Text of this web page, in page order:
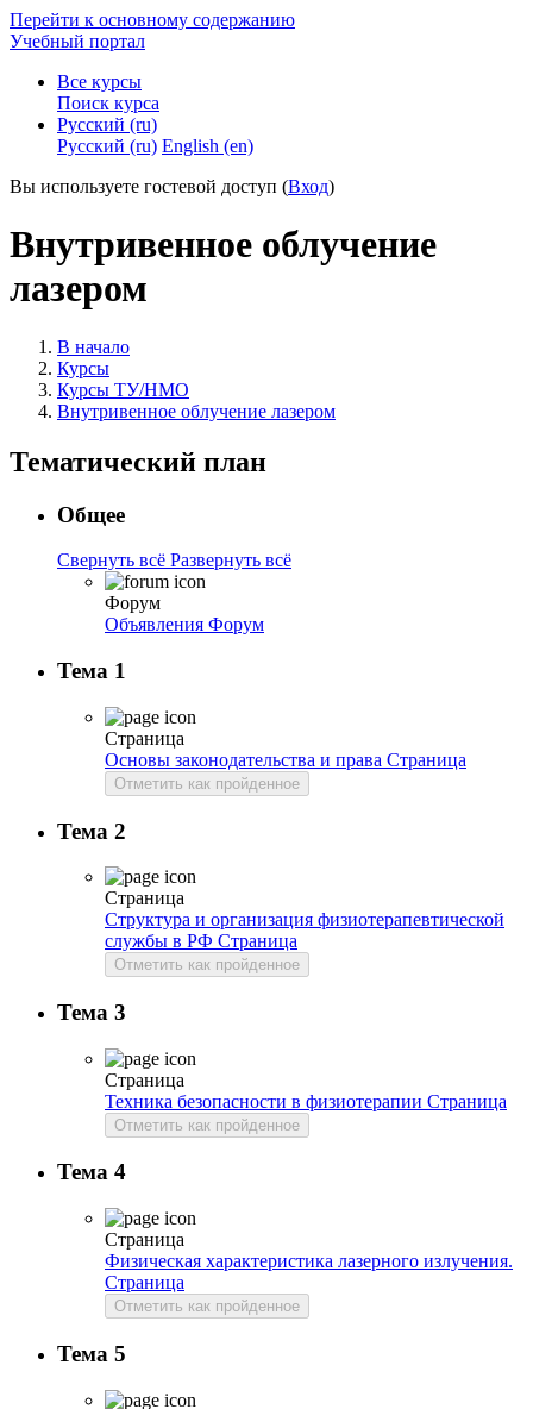
Перейти к основному содержанию
Учебный портал
Все курсы
Поиск курса
Русский ‎(ru)‎
Русский ‎(ru)‎ English ‎(en)‎
Вы используете гостевой доступ (Вход)
Внутривенное облучение
лазером
В начало
Курсы
Курсы ТУ/НМО
Внутривенное облучение лазером
Тематический план
Общее
Свернуть всё Развернуть всё
Форум
Объявления Форум
Тема 1
Страница
Основы законодательства и права Страница
Отметить как пройденное
Тема 2
Страница
Структура и организация физиотерапевтической
службы в РФ Страница
Отметить как пройденное
Тема 3
Страница
Техника безопасности в физиотерапии Страница
Отметить как пройденное
Тема 4
Страница
Физическая характеристика лазерного излучения.
Страница
Отметить как пройденное
Тема 5